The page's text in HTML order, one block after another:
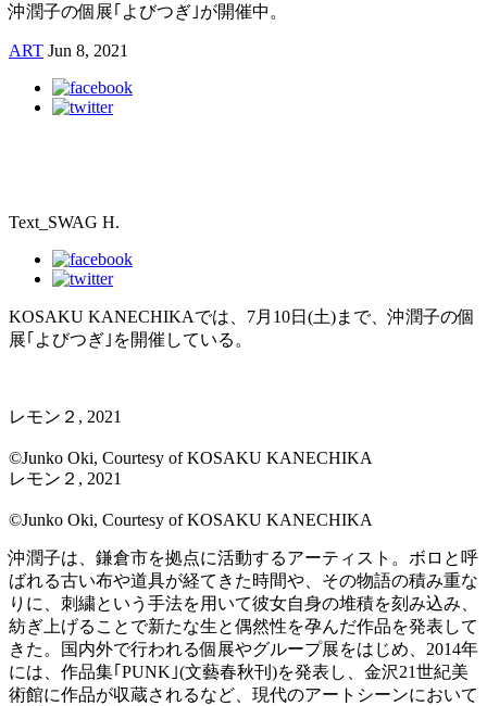
沖潤子の個展｢よびつぎ｣が開催中。
ART Jun 8, 2021
Text_SWAG H.
KOSAKU KANECHIKAでは、7月10日(土)まで、沖潤子の個
展｢よびつぎ｣を開催している。
レモン２, 2021
©Junko Oki, Courtesy of KOSAKU KANECHIKA
レモン２, 2021
©Junko Oki, Courtesy of KOSAKU KANECHIKA
沖潤子は、鎌倉市を拠点に活動するアーティスト。ボロと呼
ばれる古い布や道具が経てきた時間や、その物語の積み重な
りに、刺繍という手法を用いて彼女自身の堆積を刻み込み、
紡ぎ上げることで新たな生と偶然性を孕んだ作品を発表して
きた。国内外で行われる個展やグループ展をはじめ、2014年
には、作品集｢PUNK｣(文藝春秋刊)を発表し、⾦沢21世紀美
術館に作品が収蔵されるなど、現代のアートシーンにおいて